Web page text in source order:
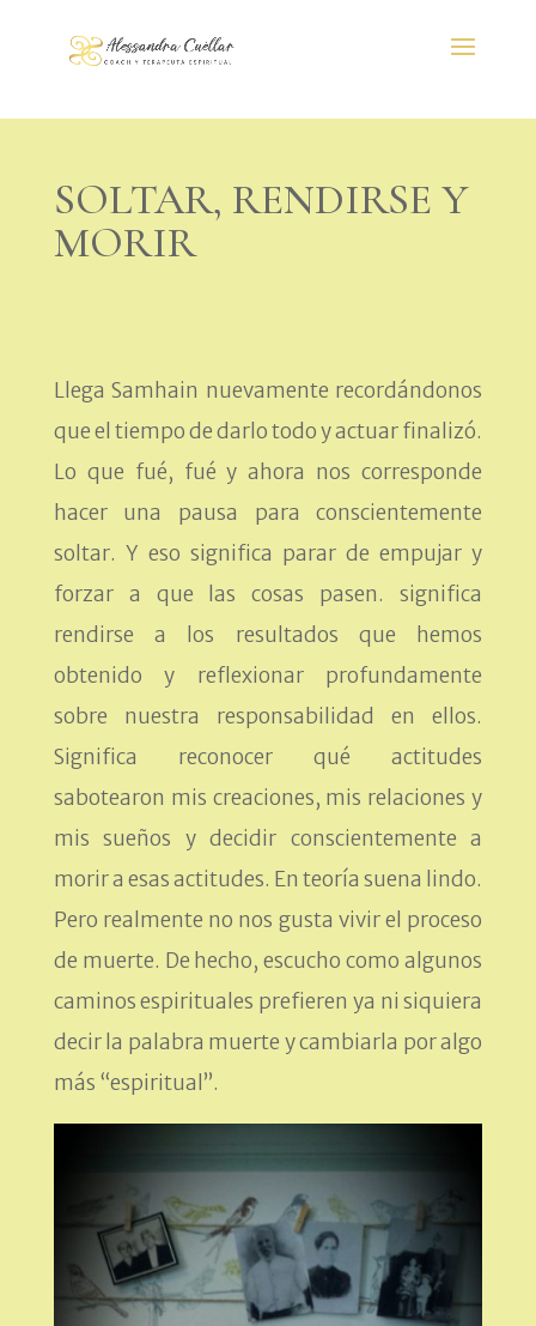
SOLTAR, RENDIRSE Y
MORIR
Llega Samhain nuevamente recordándonos
que el tiempo de darlo todo y actuar finalizó.
Lo que fué, fué y ahora nos corresponde
hacer una pausa para conscientemente
soltar. Y eso significa parar de empujar y
forzar a que las cosas pasen. significa
rendirse a los resultados que hemos
obtenido y reflexionar profundamente
sobre nuestra responsabilidad en ellos.
Significa reconocer qué actitudes
sabotearon mis creaciones, mis relaciones y
mis sueños y decidir conscientemente a
morir a esas actitudes. En teoría suena lindo.
Pero realmente no nos gusta vivir el proceso
de muerte. De hecho, escucho como algunos
caminos espirituales prefieren ya ni siquiera
decir la palabra muerte y cambiarla por algo
más “espiritual”.